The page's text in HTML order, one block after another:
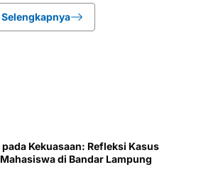
Selengkapnya
Kekuasaan: Refleksi Kasus
di Bandar Lampung